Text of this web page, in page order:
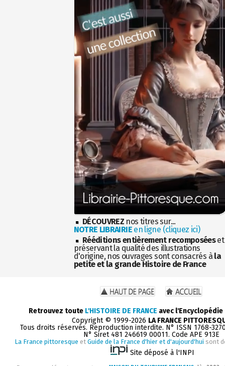
DÉCOUVREZ nos titres sur...
NOTRE LIBRAIRIEen ligne (cliquez ici)
Rééditions entièrement recomposéeset
préservant la qualité des illustrations
d'origine, nos ouvrages sont consacrés à la
petite et la grande Histoire de France
Retrouvez toute L'HISTOIRE DE FRANCE avec
Copyright © 1999-2026 LA FRANCE
Tous droits réservés. Reproduction interdite. N° ISSN 1768-
N° Siret 481 246619 00011. Code APE 913E
La France pittoresque et Guide de la France d'hier et d'aujourd'hui sont
Site déposé à l'INPI